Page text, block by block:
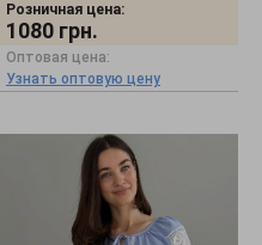
Розничная цена:
1080 грн.
Оптовая цена:
Узнать оптовую цену